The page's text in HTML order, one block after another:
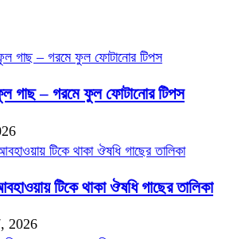
গাছ – গরমে ফুল ফোটানোর টিপস
টিকে থাকা ঔষধি গাছের তালিকা
2026